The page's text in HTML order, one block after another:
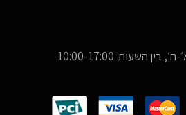
השעות 10:00-17:00